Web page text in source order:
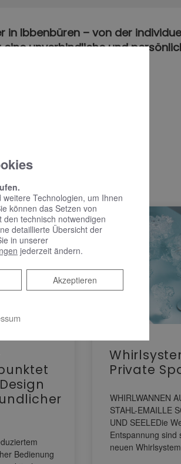
Ibbenbüren – von der
unverbindliche und
Bedienung
Private
WHIRLWANNEN
STAHL-EMAILLE
UND SEELEDie
Entspannung sind
neuen
Technologien, um Ihnen
können das Setzen von
technisch notwendigen
detaillierte Übersicht der
in unserer
jederzeit ändern.
Akzeptieren